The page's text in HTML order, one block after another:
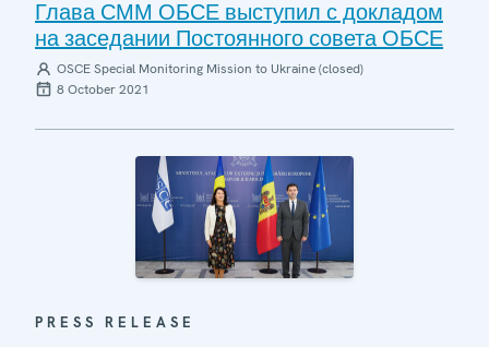
Глава СММ ОБСЕ выступил с докладом
на заседании Постоянного совета ОБСЕ
OSCE Special Monitoring Mission to Ukraine (closed)
8 October 2021
PRESS RELEASE